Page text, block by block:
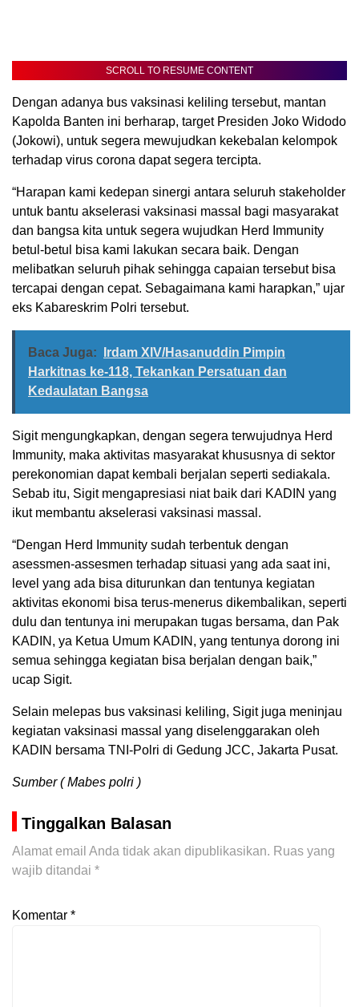
SCROLL TO RESUME CONTENT
Dengan adanya bus vaksinasi keliling tersebut, mantan
Kapolda Banten ini berharap, target Presiden Joko Widodo
(Jokowi), untuk segera mewujudkan kekebalan kelompok
terhadap virus corona dapat segera tercipta.
“Harapan kami kedepan sinergi antara seluruh stakeholder
untuk bantu akselerasi vaksinasi massal bagi masyarakat
dan bangsa kita untuk segera wujudkan Herd Immunity
betul-betul bisa kami lakukan secara baik. Dengan
melibatkan seluruh pihak sehingga capaian tersebut bisa
tercapai dengan cepat. Sebagaimana kami harapkan,” ujar
eks Kabareskrim Polri tersebut.
Baca Juga:
Irdam XIV/Hasanuddin Pimpin
Harkitnas ke-118, Tekankan Persatuan dan
Kedaulatan Bangsa
Sigit mengungkapkan, dengan segera terwujudnya Herd
Immunity, maka aktivitas masyarakat khususnya di sektor
perekonomian dapat kembali berjalan seperti sediakala.
Sebab itu, Sigit mengapresiasi niat baik dari KADIN yang
ikut membantu akselerasi vaksinasi massal.
“Dengan Herd Immunity sudah terbentuk dengan
asessmen-assesmen terhadap situasi yang ada saat ini,
level yang ada bisa diturunkan dan tentunya kegiatan
aktivitas ekonomi bisa terus-menerus dikembalikan, seperti
dulu dan tentunya ini merupakan tugas bersama, dan Pak
KADIN, ya Ketua Umum KADIN, yang tentunya dorong ini
semua sehingga kegiatan bisa berjalan dengan baik,”
ucap Sigit.
Selain melepas bus vaksinasi keliling, Sigit juga meninjau
kegiatan vaksinasi massal yang diselenggarakan oleh
KADIN bersama TNI-Polri di Gedung JCC, Jakarta Pusat.
Sumber ( Mabes polri )
Tinggalkan Balasan
Alamat email Anda tidak akan dipublikasikan. Ruas yang
wajib ditandai *
Komentar *